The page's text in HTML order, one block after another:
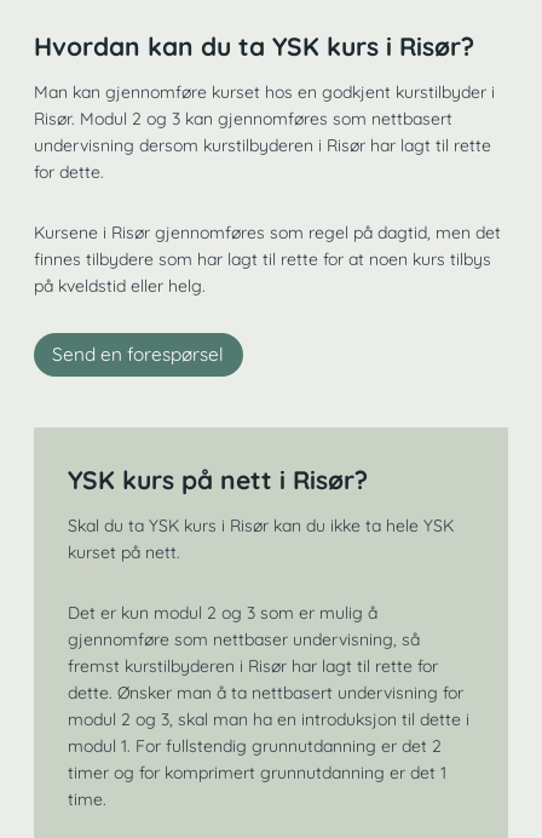
Hvordan kan du ta YSK kurs i Risør?
Man kan gjennomføre kurset hos en godkjent kurstilbyder i
Risør. Modul 2 og 3 kan gjennomføres som nettbasert
undervisning dersom kurstilbyderen i Risør har lagt til rette
for dette.
Kursene i Risør gjennomføres som regel på dagtid, men det
finnes tilbydere som har lagt til rette for at noen kurs tilbys
på kveldstid eller helg.
Send en forespørsel
YSK kurs på nett i Risør?
Skal du ta YSK kurs i Risør kan du ikke ta hele YSK
kurset på nett.
Det er kun modul 2 og 3 som er mulig å
gjennomføre som nettbaser undervisning, så
fremst kurstilbyderen i Risør har lagt til rette for
dette. Ønsker man å ta nettbasert undervisning for
modul 2 og 3, skal man ha en introduksjon til dette i
modul 1. For fullstendig grunnutdanning er det 2
timer og for komprimert grunnutdanning er det 1
time.